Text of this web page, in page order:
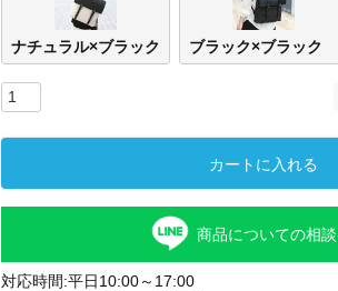
ナチュラル×ブラック ブラック×ブラック
カートに入れる
商品についての相
対応時間:平日10:00～17:00